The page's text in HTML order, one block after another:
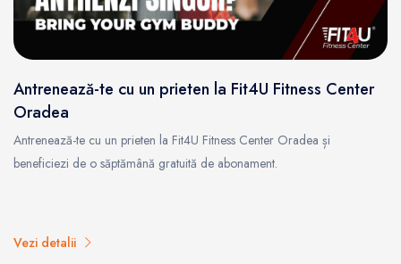
Antrenează-te cu un prieten la Fit4U Fitness Center
Oradea
Antrenează-te cu un prieten la Fit4U Fitness Center Oradea și
beneficiezi de o săptămână gratuită de abonament.
Vezi detalii